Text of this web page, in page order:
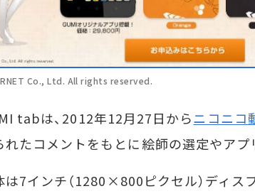
Co., Ltd. All rights reserved.
tabは、2012年12月27日からニコニコ
れたコメントをもとに絵師の選定やアプ
7インチ（1280×800ピクセル）ディ